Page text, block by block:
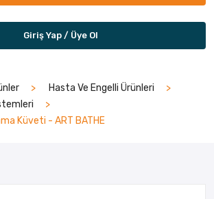
Giriş Yap / Üye Ol
Hasta Ve Engelli Ürünleri
Küveti - ART BATHE